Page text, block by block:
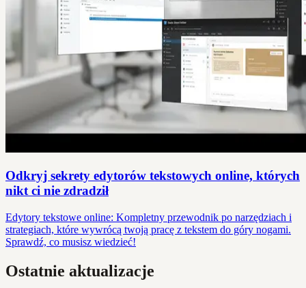
Odkryj sekrety edytorów tekstowych online, których
nikt ci nie zdradził
Edytory tekstowe online: Kompletny przewodnik po narzędziach i
strategiach, które wywrócą twoją pracę z tekstem do góry nogami.
Sprawdź, co musisz wiedzieć!
Ostatnie aktualizacje